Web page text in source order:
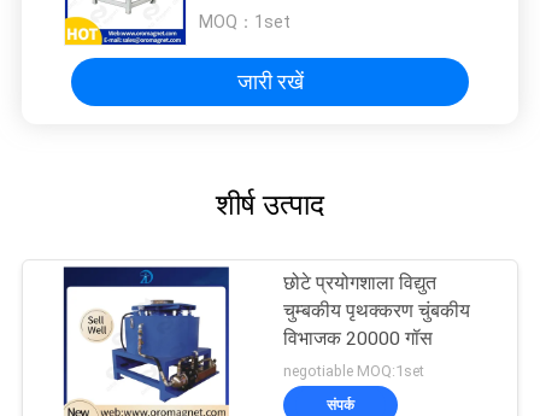
MOQ： 1set
जारी रखें
शीर्ष उत्पाद
छोटे प्रयोगशाला विद्युत
चुम्बकीय पृथक्करण चुंबकीय
विभाजक 20000 गॉस
negotiable MOQ:1set
संपर्क